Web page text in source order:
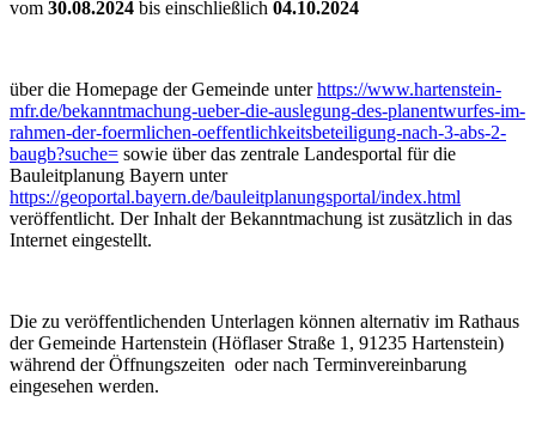
vom 30.08.2024 bis einschließlich 04.10.2024
über die Homepage der Gemeinde unterhttps://www.hartenstein-
mfr.de/bekanntmachung-ueber-die-auslegung-des-planentwurfes-im-
rahmen-der-foermlichen-oeffentlichkeitsbeteiligung-nach-3-abs-2-
baugb?suche= sowie über das zentrale Landesportal für die
Bauleitplanung Bayern unter
https://geoportal.bayern.de/bauleitplanungsportal/index.html
veröffentlicht. Der Inhalt der Bekanntmachung ist zusätzlich in das
Internet eingestellt.
Die zu veröffentlichenden Unterlagen können alternativ im Rathaus
der Gemeinde Hartenstein (Höflaser Straße 1, 91235 Hartenstein)
während der Öffnungszeiten oder nach Terminvereinbarung
eingesehen werden.